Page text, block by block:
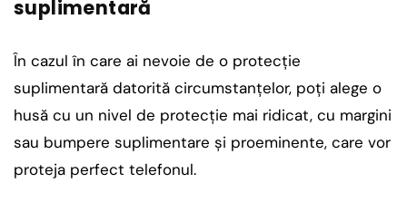
suplimentară
În cazul în care ai nevoie de o protecție
suplimentară datorită circumstanțelor, poți alege o
husă cu un nivel de protecție mai ridicat, cu margini
sau bumpere suplimentare și proeminente, care vor
proteja perfect telefonul.